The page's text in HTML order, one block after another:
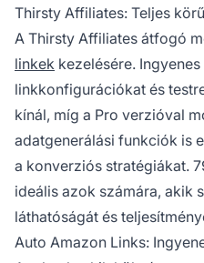
Thirsty Affiliates: Teljes
A Thirsty Affiliates átfogó
linkek kezelésére.
linkkonfigurációkat és
kínál, míg a Pro verzióval
adatgenerálási funkciók is
a konverziós stratégiákat.
ideális azok számára, akik
láthatóságát és
Auto Amazon Links: